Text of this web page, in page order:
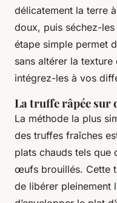
délicatement la terre
doux, puis séchez-
étape simple permet
sans altérer la
intégrez-les à vos
La truffe râpée sur
La méthode la plus
des truffes fraîches
plats chauds tels que
œufs brouillés. Cette
de libérer pleinement